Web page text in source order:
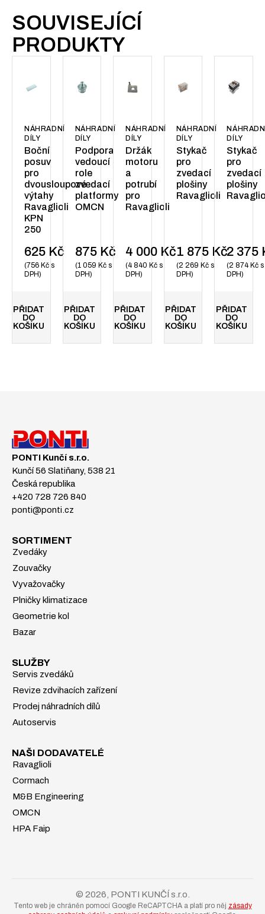
SOUVISEJÍCÍ
PRODUKTY
NÁHRADNÍ
DÍLY
Boční
posuv
pro
dvousloupové
výtahy
Ravaglioli
KPN
250
625 Kč
756 Kč s
DPH
PŘIDAT
DO
KOŠÍKU
NÁHRADNÍ
DÍLY
Podpora
vedoucí
role
zvedací
platformy
OMCN
875 Kč
1 059 Kčs
DPH
PŘIDAT
DO
KOŠÍKU
NÁHRADNÍ
DÍLY
Držák
motoru
a
potrubí
pro
Ravaglioli
4 000 Kč
4 840Kč s
DPH
PŘIDAT
DO
KOŠÍKU
NÁHRADNÍ
DÍLY
Stykač
pro
zvedací
plošiny
Ravaglioli
1 875 Kč
2 269 Kčs
DPH
PŘIDAT
DO
KOŠÍKU
DÍLY
Stykač
pro
zvedací
plošiny
2 375
2 874Kč s
DPH
PŘIDAT
DO
KOŠÍKU
PONTI Kunčí s.r.o.
Kunčí 56 Slatiňany, 538 21
Česká republika
+420 728 726 840
ponti@ponti.cz
SORTIMENT
Zvedáky
Zouvačky
Vyvažovačky
Plničky klimatizace
Geometrie kol
Bazar
SLUŽBY
Servis zvedáků
Revize zdvihacích zařízení
Prodej náhradních dílů
Autoservis
NAŠI DODAVATELÉ
Ravaglioli
Cormach
M&B Engineering
OMCN
HPA Faip
© 2026, PONTI KUNČÍ s.r.o.
Tento web je chráněn pomocí Google ReCAPTCHA a platí pro něj zásady